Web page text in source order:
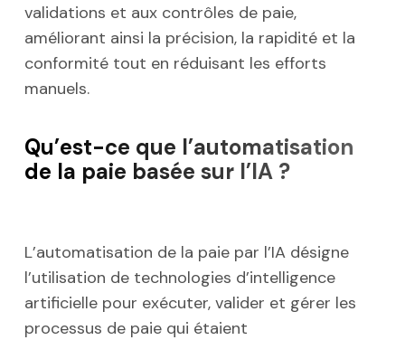
validations et aux contrôles de paie,
améliorant ainsi la précision, la rapidité et la
conformité tout en réduisant les efforts
manuels.
Qu’est-ce que l’automatisation
de la paie basée sur l’IA ?
L’automatisation de la paie par l’IA désigne
l’utilisation de technologies d’intelligence
artificielle pour exécuter, valider et gérer les
processus de paie qui étaient